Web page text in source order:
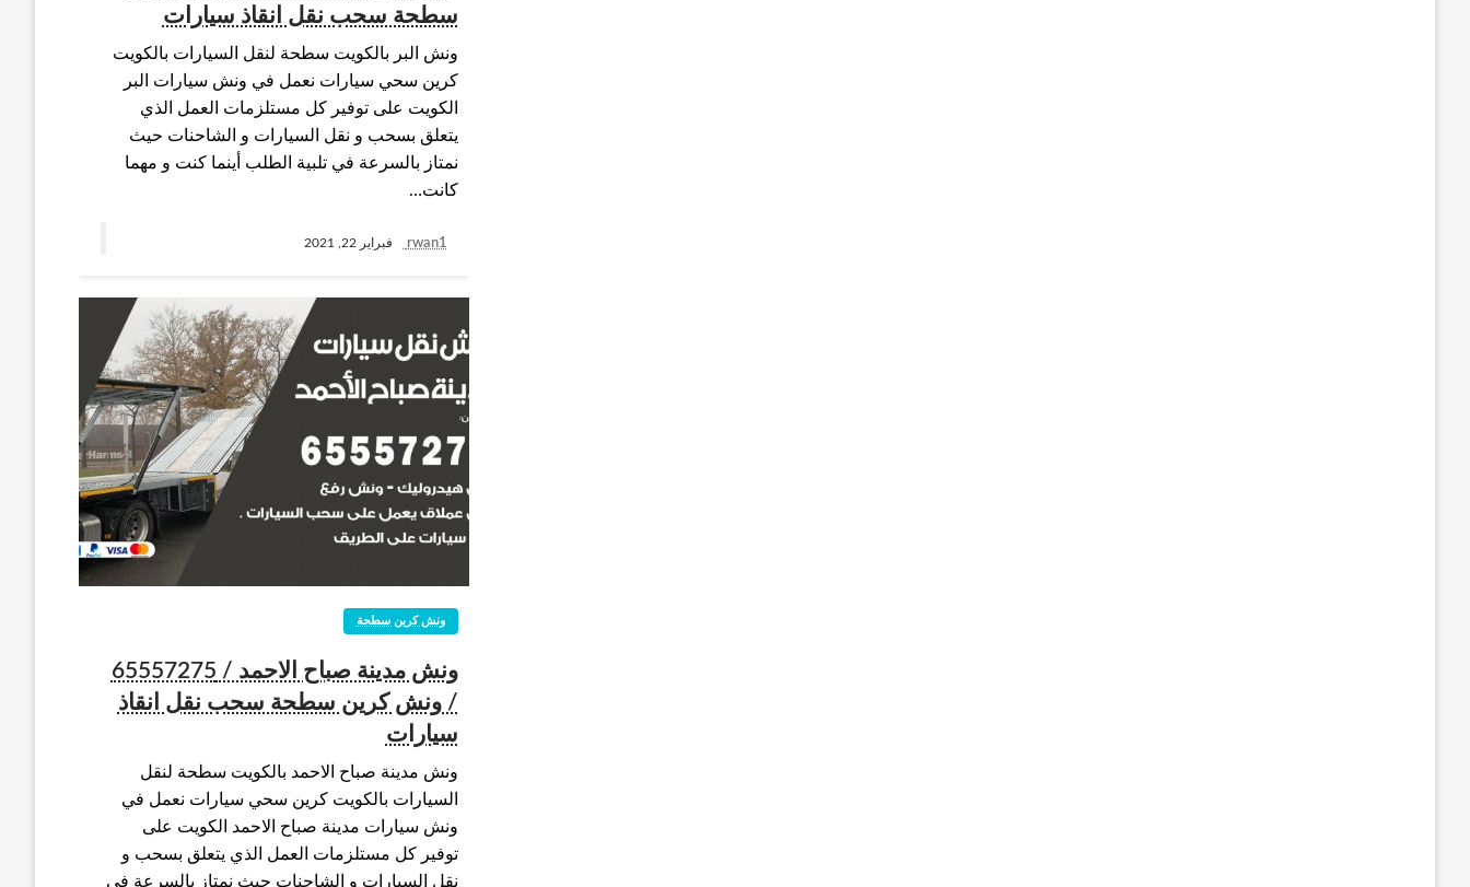
سطحة سحب نقل انقاذ سيارات
ونش البر بالكويت سطحة لنقل السيارات بالكويت
كرين سحي سيارات نعمل في ونش سيارات البر
الكويت على توفير كل مستلزمات العمل الذي
يتعلق بسحب و نقل السيارات و الشاحنات حيث
نمتاز بالسرعة في تلبية الطلب أينما كنت و مهما
كانت…
rwan1 فبراير 22, 2021
ونش كرين سطحة
ونش مدينة صباح الاحمد / 65557275
/ ونش كرين سطحة سحب نقل انقاذ
سيارات
ونش مدينة صباح الاحمد بالكويت سطحة لنقل
السيارات بالكويت كرين سحي سيارات نعمل في
ونش سيارات مدينة صباح الاحمد الكويت على
توفير كل مستلزمات العمل الذي يتعلق بسحب و
نقل السيارات و الشاحنات حيث نمتاز بالسرعة في